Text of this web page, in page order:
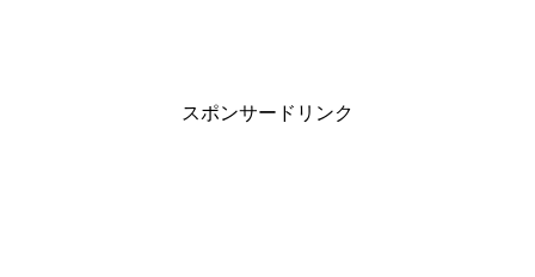
スポンサードリンク